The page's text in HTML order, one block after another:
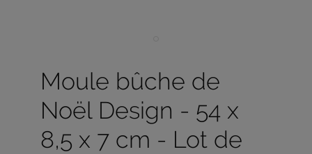
Moule bûche de
Noël Design - 54 x
8,5 x 7 cm - Lot de